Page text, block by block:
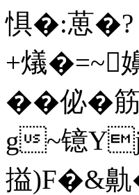
惧�:葸
+燨�=~
��佖�
g~镱
搤)F�&鼽